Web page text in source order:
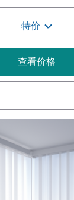
特价
查看价格